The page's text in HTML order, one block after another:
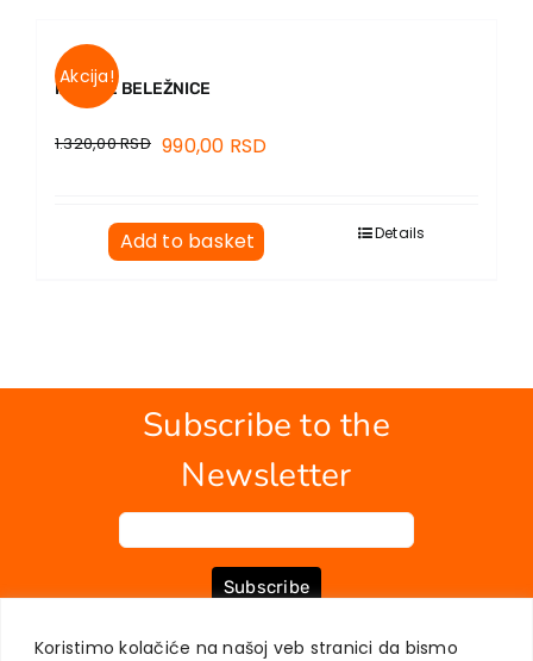
Koristimo kolačiće na našoj veb stranici da bismo
Akcija!
IZ MOJE BELEŽNICE
1.320,00RSD 990,00 RSD
Add to basket Details
Subscribe to the
Newsletter
Subscribe